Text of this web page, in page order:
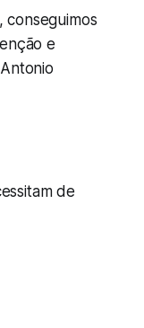
conseguimos
e
de